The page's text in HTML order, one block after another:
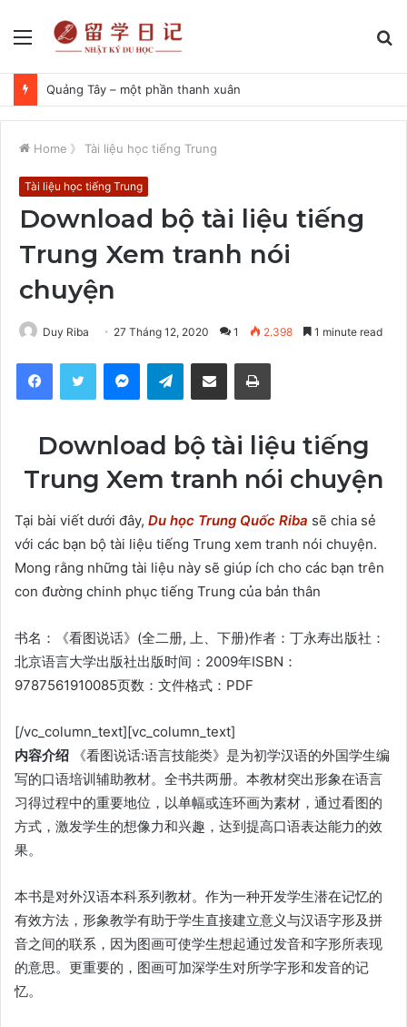
Menu
Quảng Tây – một phần thanh xuân
Home 》 Tài liệu học tiếng Trung
Tài liệu học tiếng Trung
Download bộ tài liệu tiếng
Trung Xem tranh nói
chuyện
Duy Riba 27 Tháng 12, 2020 1 2.398 1 minute read
FacebookTwitter MessengerTelegramShare via Email Print
Download bộ tài liệu tiếng
Trung Xem tranh nói chuyện
Tại bài viết dưới đây, Du học Trung Quốc Riba sẽ chia sẻ
với các bạn bộ tài liệu tiếng Trung xem tranh nói chuyện.
Mong rằng những tài liệu này sẽ giúp ích cho các bạn trên
con đường chinh phục tiếng Trung của bản thân
书名：《看图说话》(全二册, 上、下册)作者：丁永寿出版社：
北京语言大学出版社出版时间：2009年ISBN：
9787561910085页数：文件格式：PDF
[/vc_column_text][vc_column_text]
内容介绍 《看图说话:语言技能类》是为初学汉语的外国学生编
写的口语培训辅助教材。全书共两册。本教材突出形象在语言
习得过程中的重要地位，以单幅或连环画为素材，通过看图的
方式，激发学生的想像力和兴趣，达到提高口语表达能力的效
果。
本书是对外汉语本科系列教材。作为一种开发学生潜在记忆的
有效方法，形象教学有助于学生直接建立意义与汉语字形及拼
音之间的联系，因为图画可使学生想起通过发音和字形所表现
的意思。更重要的，图画可加深学生对所学字形和发音的记
忆。